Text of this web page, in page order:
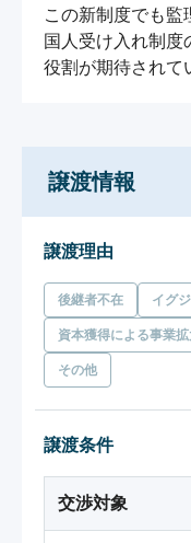
この新制度でも監
国人受け入れ制度
役割が期待されて
譲渡情報
譲渡理由
後継者不在 イグ
資本獲得による事業
その他
譲渡条件
交渉対象